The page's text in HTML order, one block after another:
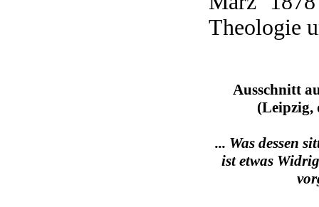
Theologie
Ausschnitt
(Leipzig,
... Was dessen
ist etwas